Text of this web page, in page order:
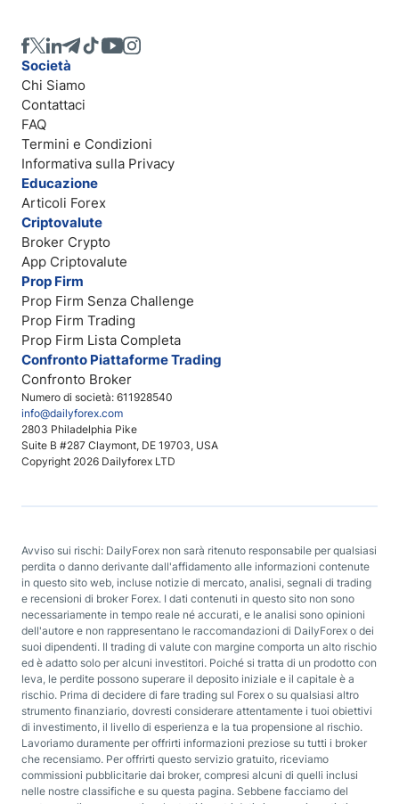
Numero di società: 611928540
info@dailyforex.com
2803 Philadelphia Pike
Suite B #287 Claymont, DE 19703, USA
Copyright 2026 Dailyforex LTD
Società
Chi Siamo
Contattaci
FAQ
Termini e Condizioni
Informativa sulla Privacy
Educazione
Articoli Forex
Criptovalute
Broker Crypto
App Criptovalute
Prop Firm
Prop Firm Senza Challenge
Prop Firm Trading
Prop Firm Lista Completa
Confronto Piattaforme Trading
Confronto Broker
Avviso sui rischi: DailyForex non sarà ritenuto responsabile per qualsiasi
perdita o danno derivante dall'affidamento alle informazioni contenute
in questo sito web, incluse notizie di mercato, analisi, segnali di trading
e recensioni di broker Forex. I dati contenuti in questo sito non sono
necessariamente in tempo reale né accurati, e le analisi sono opinioni
dell'autore e non rappresentano le raccomandazioni di DailyForex o dei
suoi dipendenti. Il trading di valute con margine comporta un alto rischio
ed è adatto solo per alcuni investitori. Poiché si tratta di un prodotto con
leva, le perdite possono superare il deposito iniziale e il capitale è a
rischio. Prima di decidere di fare trading sul Forex o su qualsiasi altro
strumento finanziario, dovresti considerare attentamente i tuoi obiettivi
di investimento, il livello di esperienza e la tua propensione al rischio.
Lavoriamo duramente per offrirti informazioni preziose su tutti i broker
che recensiamo. Per offrirti questo servizio gratuito, riceviamo
commissioni pubblicitarie dai broker, compresi alcuni di quelli inclusi
nelle nostre classifiche e su questa pagina. Sebbene facciamo del